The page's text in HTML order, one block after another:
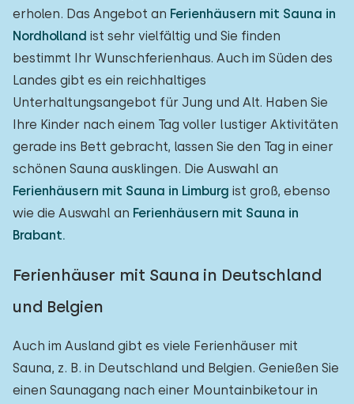
erholen. Das Angebot an Ferienhäusern mit Sauna in
Nordholland ist sehr vielfältig und Sie finden
bestimmt Ihr Wunschferienhaus. Auch im Süden des
Landes gibt es ein reichhaltiges
Unterhaltungsangebot für Jung und Alt. Haben Sie
Ihre Kinder nach einem Tag voller lustiger Aktivitäten
gerade ins Bett gebracht, lassen Sie den Tag in einer
schönen Sauna ausklingen. Die Auswahl an
Ferienhäusern mit Sauna in Limburg ist groß, ebenso
wie die Auswahl an Ferienhäusern mit Sauna in
Brabant.
Ferienhäuser mit Sauna in Deutschland
und Belgien
Auch im Ausland gibt es viele Ferienhäuser mit
Sauna, z. B. in Deutschland und Belgien. Genießen Sie
einen Saunagang nach einer Mountainbiketour in